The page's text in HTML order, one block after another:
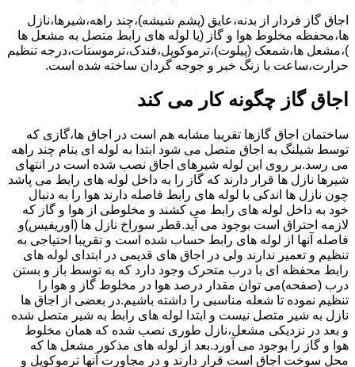
اجاق گاز فردار از بدنه،عایق (پشم شیشه)،چند راهه،شیرها،نازل
ها،محفظه مخلوط هوا و گاز (یا لوله های رابط متصل به مشعل ها
)،مشعل ها،شمعک (پیلوت)،ترموکوپل،فندک،ترموستات،درجه تنظیم
حرارت،ساعت با زنگ خبر و جوجه گردان ساخته شده است.
اجاق گاز چگونه کار می کند
ساختمان اجاق گازها تقریبا مشابه هم است در اجاق ها،گازی که
توسط شیلنگ به اجاق متصل می شود ابتدا به لوله ای بنام چند راهه
می رسد.بر روی این لوله شیرهای اجاق نصب شده است در انتهای
شیرها نازل ها قرار دارند که گاز را به داخل لوله های رابط می پاشد
چون نازل ها اندکی با لوله های رابط فاصله دارند هوا را به دنبال
خود به داخل لوله های رابط می کشند و مخلوطی از هوا و گاز که
لازمه احتراق است بوجود می آید.قطر سوراخ نازل ها (اوریفیس)و
فاصله آنها از لوله های رابط حساب شده است و تقریبا احتیاجی به
تنظیم و تعمیر ندارند ولی در اجاق های قدیمی در ابتدای لوله های
رابط محفظه ای با درب متحرک وجود دارد که به توسط باز و بستن
درب (صفحه)می توان مقدار درصد هوا در مخلوط گاز و هوا را
تنظیم نموده تا شعله مناسبی را داشته باشیم.در بعضی از اجاق ها
نازل به شیر متصل نیست و ابتدا لوله های رابط به شیر متصل شده
و بعد در نزدیکی مشعل،نازل طوری نصب شده که همان مخلوط
هوا و گاز را بوجود می آورد.بعد از لوله های مذکور مشعل ها که
محل سوخت اجاق است قرار دارند و در مجاورت آنها ترموکوپل و